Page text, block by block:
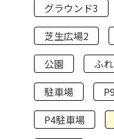
グラウンド3
芝生広場2
公園
ふ
駐車場
P4駐車場